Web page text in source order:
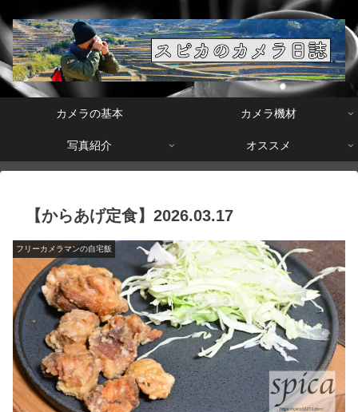
カメラの基本 カメラ機材
写真紹介 オススメ
【からあげ定食】2026.03.17
フリーカメラマンの自宅飯